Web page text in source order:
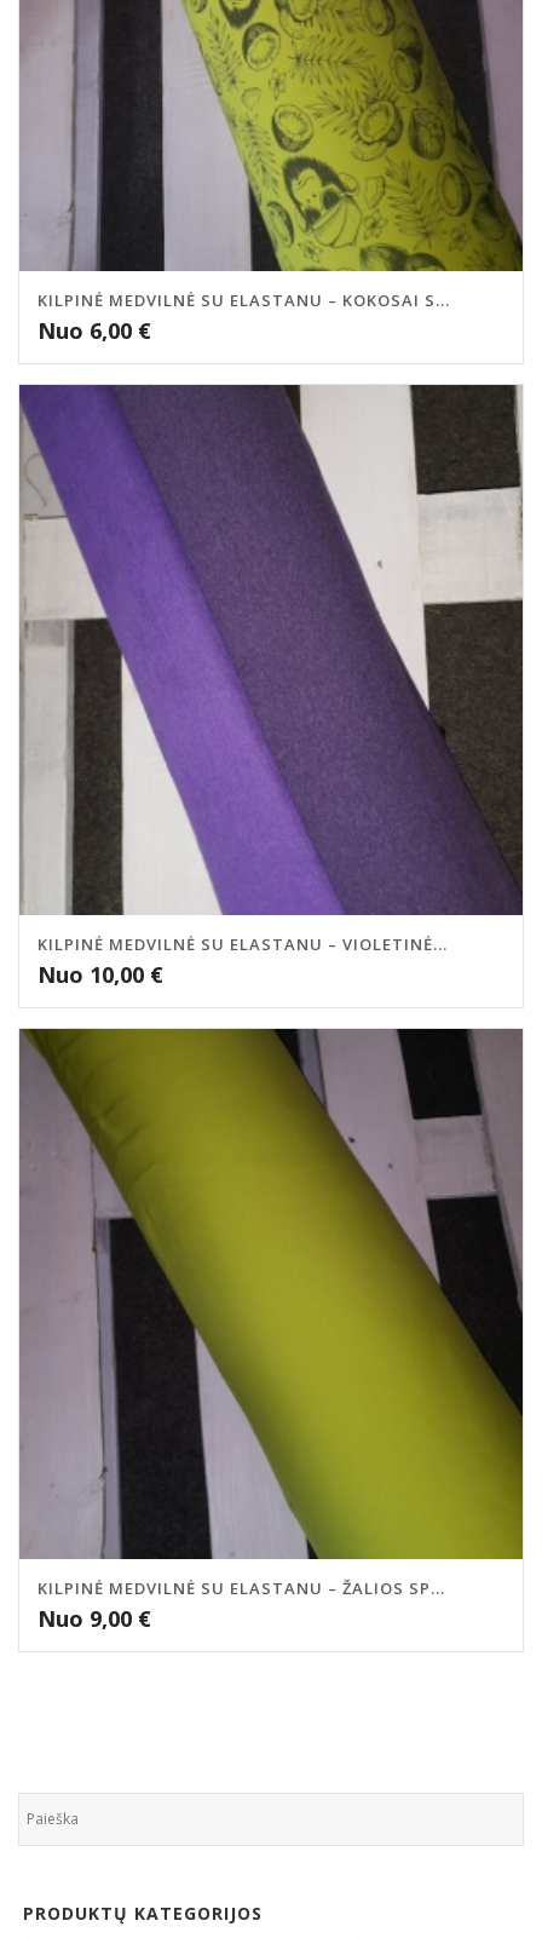
KILPINĖ MEDVILNĖ SU ELASTANU – KOKOSAI S...
Nuo 6,00 €
KILPINĖ MEDVILNĖ SU ELASTANU – VIOLETINĖ...
Nuo 10,00 €
KILPINĖ MEDVILNĖ SU ELASTANU – ŽALIOS SP...
Nuo 9,00 €
PRODUKTŲ KATEGORIJOS